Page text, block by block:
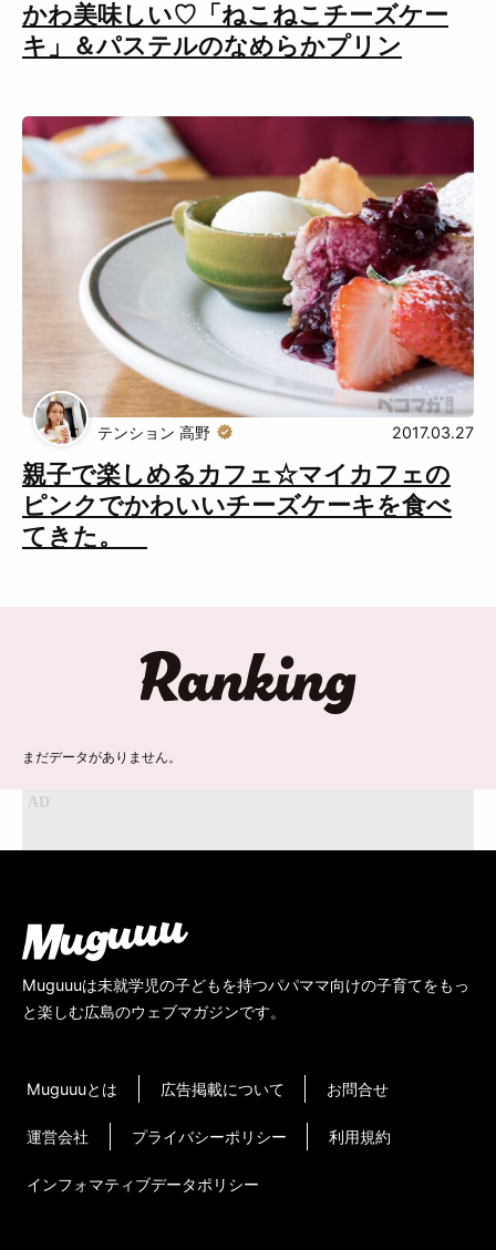
かわ美味しい♡「ねこねこチーズケー
キ」＆パステルのなめらかプリン
親子で楽しめるカフェ☆マイカフェの
ピンクでかわいいチーズケーキを食べ
てきた。
テンション 高野 2017.03.27
まだデータがありません。
Muguuuは未就学児の子どもを持つパパママ向けの子育てをもっ
と楽しむ広島のウェブマガジンです。
Muguuuとは 広告掲載について お問合せ
運営会社 プライバシーポリシー 利用規約
インフォマティブデータポリシー